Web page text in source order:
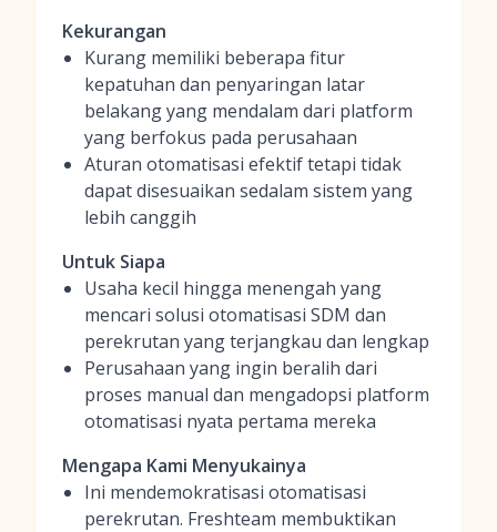
Kekurangan
Kurang memiliki beberapa fitur
kepatuhan dan penyaringan latar
belakang yang mendalam dari platform
yang berfokus pada perusahaan
Aturan otomatisasi efektif tetapi tidak
dapat disesuaikan sedalam sistem yang
lebih canggih
Untuk Siapa
Usaha kecil hingga menengah yang
mencari solusi otomatisasi SDM dan
perekrutan yang terjangkau dan lengkap
Perusahaan yang ingin beralih dari
proses manual dan mengadopsi platform
otomatisasi nyata pertama mereka
Mengapa Kami Menyukainya
Ini mendemokratisasi otomatisasi
perekrutan. Freshteam membuktikan